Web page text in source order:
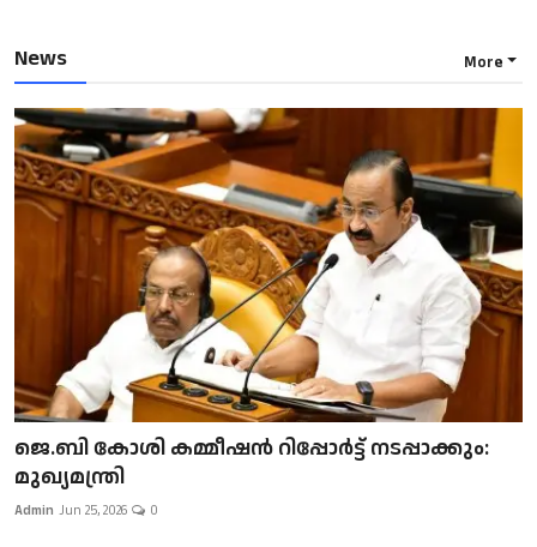
News More
ജെ.ബി കോശി കമ്മീഷൻ റിപ്പോർട്ട് നടപ്പാക്കും:
മുഖ്യമന്ത്രി
Admin Jun 25, 2026 0